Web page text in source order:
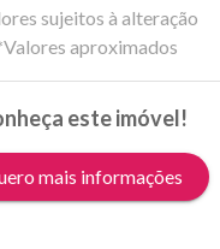
sujeitos à alteração
aproximados
este imóvel!
mais informações